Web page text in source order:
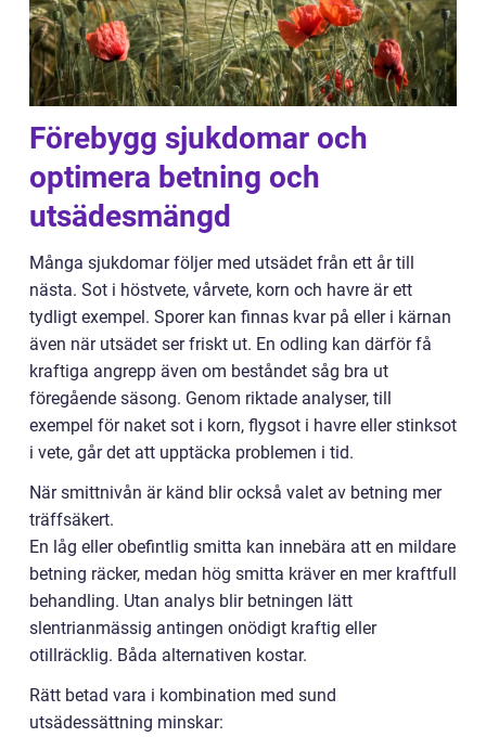
Förebygg sjukdomar och
optimera betning och
utsädesmängd
Många sjukdomar följer med utsädet från ett år till
nästa. Sot i höstvete, vårvete, korn och havre är ett
tydligt exempel. Sporer kan finnas kvar på eller i kärnan
även när utsädet ser friskt ut. En odling kan därför få
kraftiga angrepp även om beståndet såg bra ut
föregående säsong. Genom riktade analyser, till
exempel för naket sot i korn, flygsot i havre eller stinksot
i vete, går det att upptäcka problemen i tid.
När smittnivån är känd blir också valet av betning mer
träffsäkert.
En låg eller obefintlig smitta kan innebära att en mildare
betning räcker, medan hög smitta kräver en mer kraftfull
behandling. Utan analys blir betningen lätt
slentrianmässig antingen onödigt kraftig eller
otillräcklig. Båda alternativen kostar.
Rätt betad vara i kombination med sund
utsädessättning minskar: